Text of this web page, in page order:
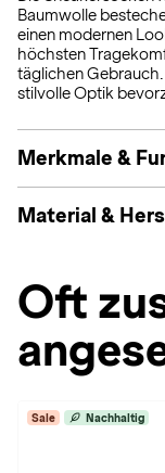
Baumwolle
einen modernen
höchsten
täglichen
stilvolle Optik
Merkmale &
Material &
Oft
Sale Nachhaltig